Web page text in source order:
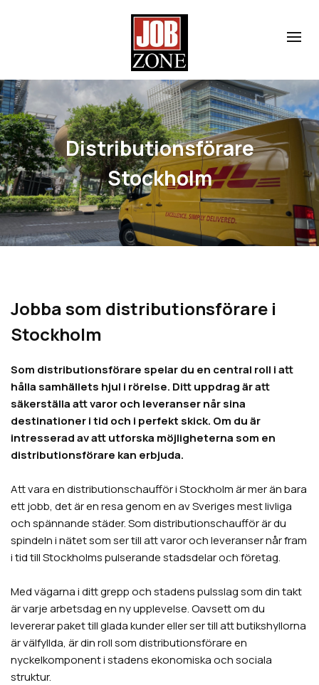
Distributionsförare
Stockholm
Jobba som distributionsförare i
Stockholm
Som distributionsförare spelar du en central roll i att
hålla samhällets hjul i rörelse. Ditt uppdrag är att
säkerställa att varor och leveranser når sina
destinationer i tid och i perfekt skick. Om du är
intresserad av att utforska möjligheterna som en
distributionsförare kan erbjuda.
Att vara en distributionschaufför i Stockholm är mer än bara
ett jobb, det är en resa genom en av Sveriges mest livliga
och spännande städer. Som distributionschaufför är du
spindeln i nätet som ser till att varor och leveranser når fram
i tid till Stockholms pulserande stadsdelar och företag.
Med vägarna i ditt grepp och stadens pulsslag som din takt
är varje arbetsdag en ny upplevelse. Oavsett om du
levererar paket till glada kunder eller ser till att butikshyllorna
är välfyllda, är din roll som distributionsförare en
nyckelkomponent i stadens ekonomiska och sociala
struktur.